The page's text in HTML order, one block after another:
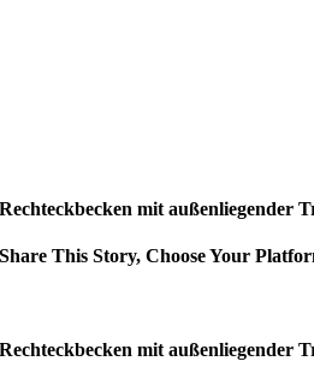
Rechteckbecken mit außenliegender
Share This Story, Choose Your
Rechteckbecken mit außenliegender